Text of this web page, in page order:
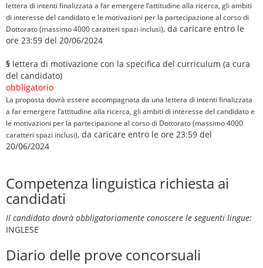
lettera di intenti finalizzata a far emergere l’attitudine alla ricerca, gli ambiti
di interesse del candidato e le motivazioni per la partecipazione al corso di
Dottorato (massimo 4000 caratteri spazi inclusi), da caricare entro le
ore 23:59 del 20/06/2024
§ lettera di motivazione con la specifica del curriculum (a cura
del candidato)
obbligatorio
La proposta dovrà essere accompagnata da una lettera di intenti finalizzata
a far emergere l’attitudine alla ricerca, gli ambiti di interesse del candidato e
le motivazioni per la partecipazione al corso di Dottorato (massimo 4000
caratteri spazi inclusi), da caricare entro le ore 23:59 del
20/06/2024
Competenza linguistica richiesta ai
candidati
Il candidato dovrà obbligatoriamente conoscere le seguenti lingue:
INGLESE
Diario delle prove concorsuali